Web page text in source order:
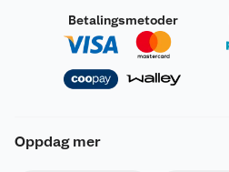
Betalingsmetoder
Oppdag mer